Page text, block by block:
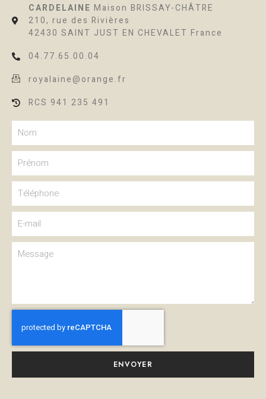
CARDELAINE Maison BRISSAY-CHÂTRE
210, rue des Rivières
42430 SAINT JUST EN CHEVALET France
04.77.65.00.04
royalaine@orange.fr
RCS 941 235 491
ENVOYER